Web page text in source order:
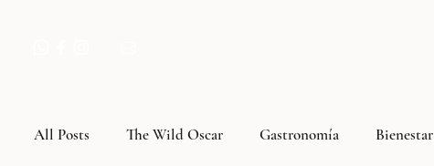
All Posts The Wild Oscar Gastronomía Bienestar